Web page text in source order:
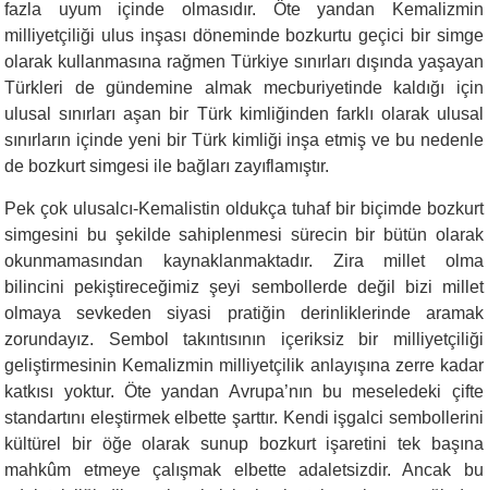
fazla uyum içinde olmasıdır. Öte yandan Kemalizmin
milliyetçiliği ulus inşası döneminde bozkurtu geçici bir simge
olarak kullanmasına rağmen Türkiye sınırları dışında yaşayan
Türkleri de gündemine almak mecburiyetinde kaldığı için
ulusal sınırları aşan bir Türk kimliğinden farklı olarak ulusal
sınırların içinde yeni bir Türk kimliği inşa etmiş ve bu nedenle
de bozkurt simgesi ile bağları zayıflamıştır.
Pek çok ulusalcı-Kemalistin oldukça tuhaf bir biçimde bozkurt
simgesini bu şekilde sahiplenmesi sürecin bir bütün olarak
okunmamasından kaynaklanmaktadır. Zira millet olma
bilincini pekiştireceğimiz şeyi sembollerde değil bizi millet
olmaya sevkeden siyasi pratiğin derinliklerinde aramak
zorundayız. Sembol takıntısının içeriksiz bir milliyetçiliği
geliştirmesinin Kemalizmin milliyetçilik anlayışına zerre kadar
katkısı yoktur. Öte yandan Avrupa’nın bu meseledeki çifte
standartını eleştirmek elbette şarttır. Kendi işgalci sembollerini
kültürel bir öğe olarak sunup bozkurt işaretini tek başına
mahkûm etmeye çalışmak elbette adaletsizdir. Ancak bu